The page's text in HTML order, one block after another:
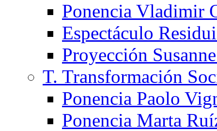
Ponencia Vladimir
Espectáculo
Proyección
T. Transformación
Ponencia Paolo
Ponencia Marta